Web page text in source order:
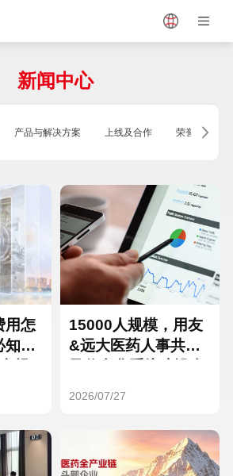
Vietnam
Malaysia
Thailand
Turkey
Mexico
Macau
新闻中心
产品与解决方案 上线及合作 荣誉及资质
用怎
知的
15000人规模，用友
&远大医药人事共享
2026/07/27